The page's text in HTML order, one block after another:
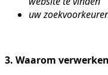
uw
3. Waarom